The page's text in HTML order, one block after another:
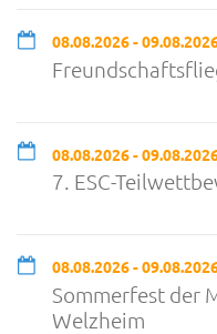
08.08.2026 -
08.08.2026 -
7. ESC-
08.08.2026 -
Sommerfest der
Welzheim